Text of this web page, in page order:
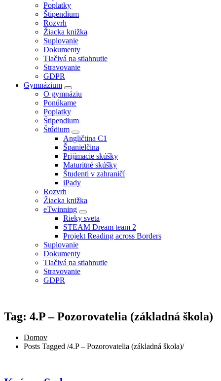
Poplatky
Štipendium
Rozvrh
Žiacka knižka
Suplovanie
Dokumenty
Tlačivá na stiahnutie
Stravovanie
GDPR
Gymnázium
O gymnáziu
Ponúkame
Poplatky
Štipendium
Štúdium
Angličtina C1
Španielčina
Prijímacie skúšky
Maturitné skúšky
Študenti v zahraničí
iPady
Rozvrh
Žiacka knižka
eTwinning
Rieky sveta
STEAM Dream team 2
Projekt Reading across Borders
Suplovanie
Dokumenty
Tlačivá na stiahnutie
Stravovanie
GDPR
Tag: 4.P – Pozorovatelia (základná škola)
Domov
Posts Tagged /4.P – Pozorovatelia (základná škola)/